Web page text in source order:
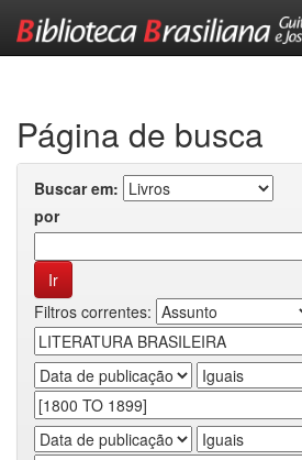
Página de busca
Buscar em:
por
Filtros correntes: